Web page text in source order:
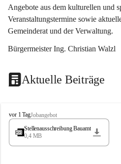
Angebote aus dem kulturellen und
Veranstaltungstermine sowie
Gemeinderat und der Verwaltung.
Bürgermeister Ing. Christian Walzl
Aktuelle Beiträge
S
t
s
vor 1 TagJobangebot
Stellenausschreibung Bauamt
0,4 MB